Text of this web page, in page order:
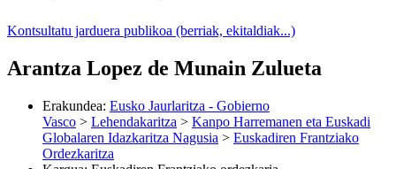
Kontsultatu jarduera publikoa (berriak, ekitaldiak...)
Arantza Lopez de Munain Zulueta
Erakundea: Eusko Jaurlaritza - Gobierno
Vasco > Lehendakaritza > Kanpo Harremanen eta Euskadi
Globalaren Idazkaritza Nagusia > Euskadiren Frantziako
Ordezkaritza